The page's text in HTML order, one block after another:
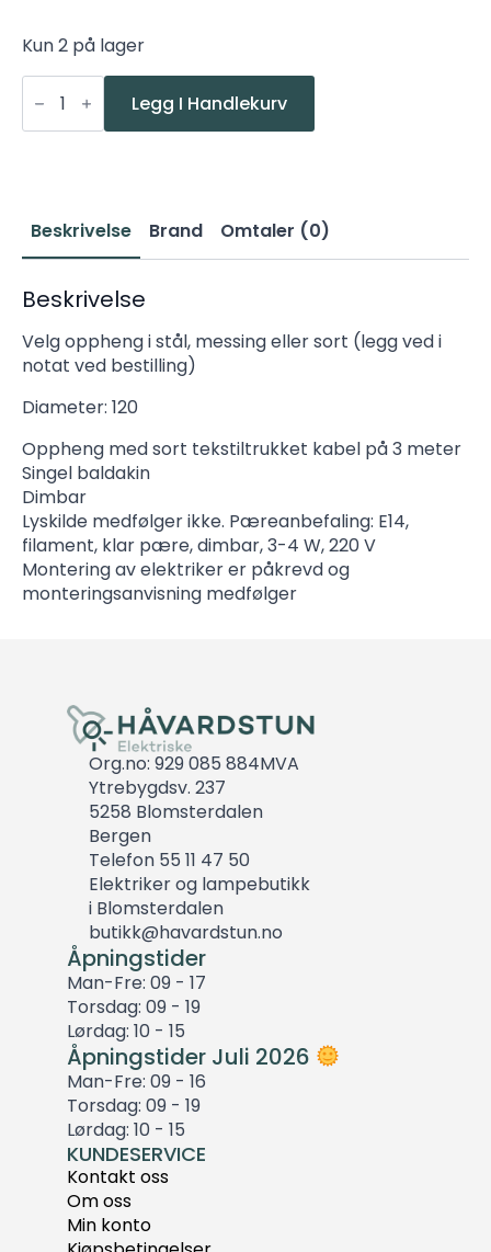
Kun 2 på lager
Hadeland
Glassverk
Optikk
Oliven
Legg I Handlekurv
Beskrivelse Brand Omtaler (0)
Beskrivelse
Velg oppheng i stål, messing eller sort (legg ved i
notat ved bestilling)
Diameter: 120
Oppheng med sort tekstiltrukket kabel på 3 meter
Singel baldakin
Dimbar
Lyskilde medfølger ikke. Pæreanbefaling: E14,
filament, klar pære, dimbar, 3-4 W, 220 V
Montering av elektriker er påkrevd og
monteringsanvisning medfølger
Org.no: 929 085 884MVA
Ytrebygdsv. 237
5258 Blomsterdalen
Bergen
Telefon 55 11 47 50
Elektriker og lampebutikk
i Blomsterdalen
butikk@havardstun.no
Åpningstider
Man-Fre: 09 - 17
Torsdag: 09 - 19
Lørdag: 10 - 15
Åpningstider Juli 2026
Man-Fre: 09 - 16
Torsdag: 09 - 19
Lørdag: 10 - 15
KUNDESERVICE
Kontakt oss
Om oss
Min konto